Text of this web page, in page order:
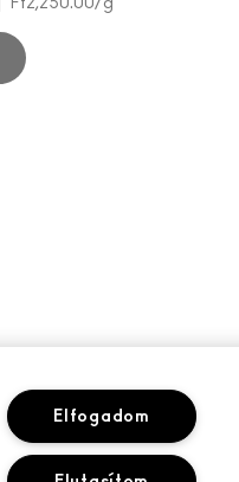
Ft2,250.00/g
Elfogadom